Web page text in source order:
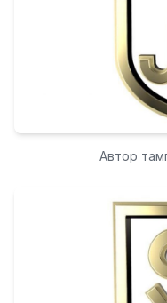
Автор